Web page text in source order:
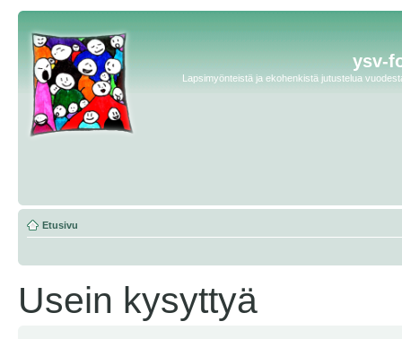
ysv-
Lapsimyönteistä ja ekohenkistä jutustelua
Etusivu
Usein kysyttyä